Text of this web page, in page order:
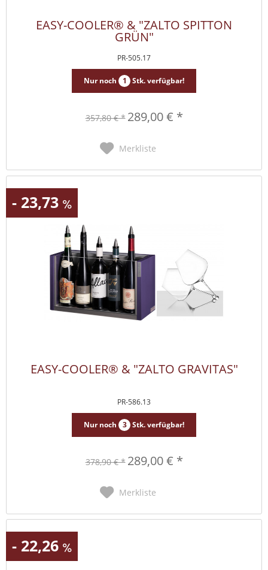
EASY-COOLER® & "ZALTO SPITTON
GRÜN"
PR-505.17
Nur noch 1 Stk. verfügbar!
357,80 € * 289,00 € *
Merkliste
- 23,73
EASY-COOLER® & "ZALTO GRAVITAS"
PR-586.13
Nur noch 3 Stk. verfügbar!
378,90 € * 289,00 € *
Merkliste
- 22,26